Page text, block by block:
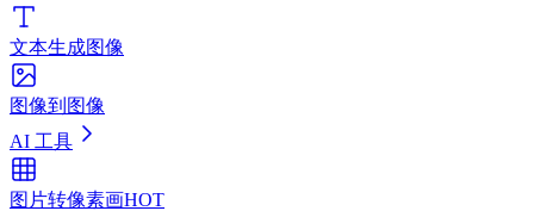
文本生成图像
图像到图像
AI 工具
图片转像素画HOT